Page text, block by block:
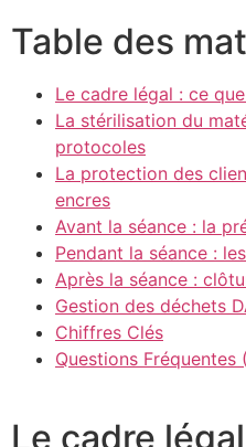
Table des
Le cadre légal : ce
La stérilisation du
protocoles
La protection des
encres
Avant la séance : la
Pendant la séance :
Après la séance :
Gestion des déchets
Chiffres Clés
Questions Fréquentes
Le cadre